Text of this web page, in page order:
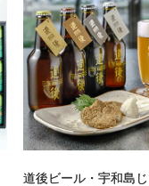
道後ビール・宇和島じ